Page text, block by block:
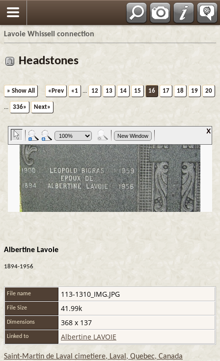
Lavoie Whissell connection
Headstones
» Show All «Prev «1 ... 12 13 14 15 16 17 18 19 20
... 336» Next»
Albertine Lavoie
1894-1956
File name 113-1310_IMG.JPG
File Size 41.99k
Dimensions 368 x 137
Linked to Albertine LAVOIE
Saint-Martin de Laval cimetiere, Laval, Quebec, Canada